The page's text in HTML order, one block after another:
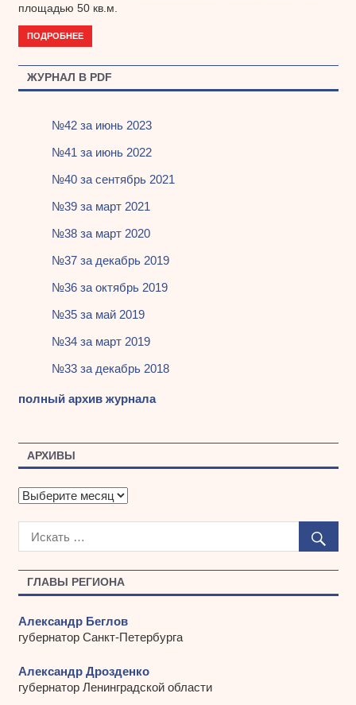
ГЛАВЫ РЕГИОНА
Александр Беглов
губернатор Санкт-Петербурга
Александр Дрозденко
губернатор Ленинградской области
площадью 50 кв.м.
ПОДРОБНЕЕ
ЖУРНАЛ В PDF
№42 за июнь 2023
№41 за июнь 2022
№40 за сентябрь 2021
№39 за март 2021
№38 за март 2020
№37 за декабрь 2019
№36 за октябрь 2019
№35 за май 2019
№34 за март 2019
№33 за декабрь 2018
полный архив журнала
АРХИВЫ
А
х
ы